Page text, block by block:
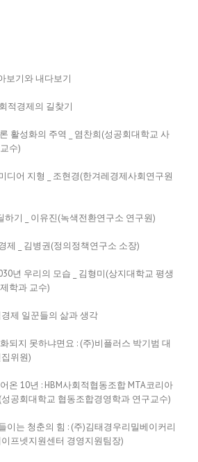
보기와 내다보기
적경제의 길찾기
활성화의 주역 _ 염찬희(성공회대학교 사
수)
디어 지형 _ 조현경(한겨레경제사회연구원
하기 _ 이유진(녹색전환연구소 연구원)
제 _ 김병권(정의정책연구소 소장)
년 우리의 모습 _ 김형미(상지대학교 평생
학과 교수)
제 일꾼들의 삶과 생각
되지 못하냐면요 : (주)비플러스 박기범 대
위원)
온 10년 : HBM사회적협동조합 MTA코리아
공회대학교 협동조합경영학과 연구교수)
이는 청춘의 힘 : (주)김태경우리밀베이커리
프넷지원센터 경영지원팀장)